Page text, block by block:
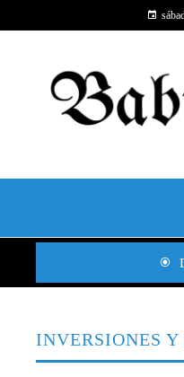
INVERSIONES Y